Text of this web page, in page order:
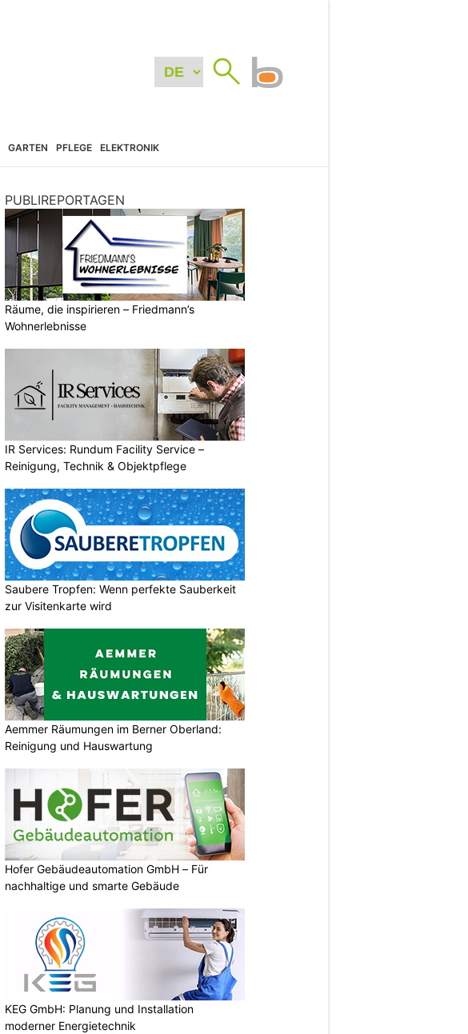
GARTEN PFLEGE ELEKTRONIK
PUBLIREPORTAGEN
Räume, die inspirieren – Friedmann’s
Wohnerlebnisse
IR Services: Rundum Facility Service –
Reinigung, Technik & Objektpflege
Saubere Tropfen: Wenn perfekte Sauberkeit
zur Visitenkarte wird
Aemmer Räumungen im Berner Oberland:
Reinigung und Hauswartung
Hofer Gebäudeautomation GmbH – Für
nachhaltige und smarte Gebäude
KEG GmbH: Planung und Installation
moderner Energietechnik